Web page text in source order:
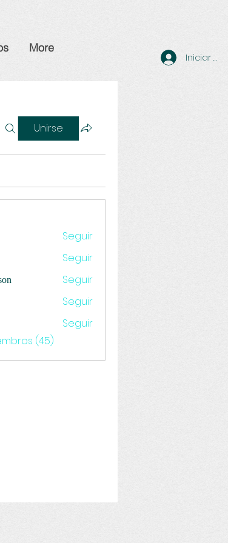
More
Iniciar
Unirse
Seguir
Seguir
Seguir
Seguir
Seguir
(45)